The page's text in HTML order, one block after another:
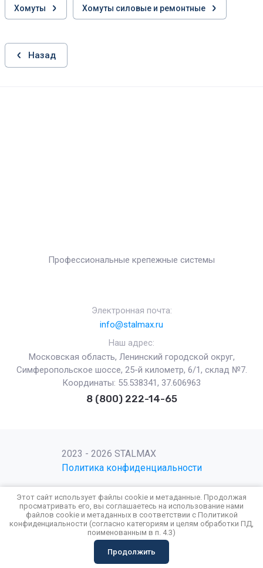
Корзина
Хомуты Хомуты силовые и ремонтные
Назад
Профессиональные крепежные системы
Электронная почта:
info@stalmax.ru
Наш адрес:
Московская область, Ленинский городской округ,
Симферопольское шоссе, 25-й километр, 6/1, склад №7.
Координаты: 55.538341, 37.606963
8 (800) 222-14-65
2023 - 2026 STALMAX
Политика конфиденциальности
Поддержка.Разработка сайтовв Megagroup.
Этот сайт использует файлы cookie и метаданные. Продолжая
просматривать его, вы соглашаетесь на использование нами
файлов cookie и метаданных в соответствии с Политикой
конфиденциальности (согласно категориям и целям обработки ПД,
поименованным в п. 4.3)
Продолжить